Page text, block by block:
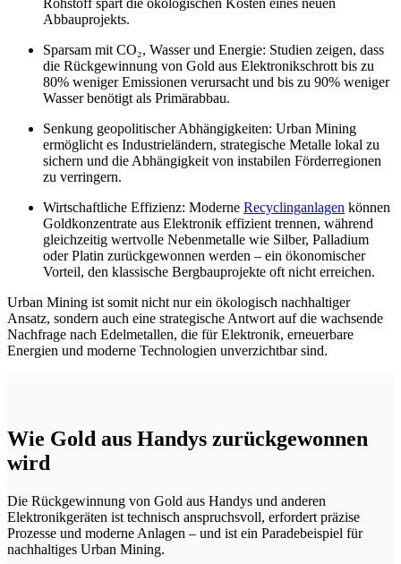
Rohstoff spart die ökologischen Kosten eines neuen
Abbauprojekts.
Sparsam mit CO₂, Wasser und Energie: Studien zeigen, dass
die Rückgewinnung von Gold aus Elektronikschrott bis zu
80% weniger Emissionen verursacht und bis zu 90% weniger
Wasser benötigt als Primärabbau.
Senkung geopolitischer Abhängigkeiten: Urban Mining
ermöglicht es Industrieländern, strategische Metalle lokal zu
sichern und die Abhängigkeit von instabilen Förderregionen
zu verringern.
Wirtschaftliche Effizienz: Moderne Recyclinganlagen können
Goldkonzentrate aus Elektronik effizient trennen, während
gleichzeitig wertvolle Nebenmetalle wie Silber, Palladium
oder Platin zurückgewonnen werden – ein ökonomischer
Vorteil, den klassische Bergbauprojekte oft nicht erreichen.
Urban Mining ist somit nicht nur ein ökologisch nachhaltiger
Ansatz, sondern auch eine strategische Antwort auf die wachsende
Nachfrage nach Edelmetallen, die für Elektronik, erneuerbare
Energien und moderne Technologien unverzichtbar sind.
Wie Gold aus Handys zurückgewonnen
wird
Die Rückgewinnung von Gold aus Handys und anderen
Elektronikgeräten ist technisch anspruchsvoll, erfordert präzise
Prozesse und moderne Anlagen – und ist ein Paradebeispiel für
nachhaltiges Urban Mining.